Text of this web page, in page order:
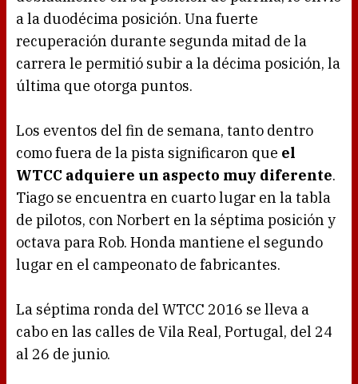
a la duodécima posición. Una fuerte
recuperación durante segunda mitad de la
carrera le permitió subir a la décima posición, la
última que otorga puntos.
Los eventos del fin de semana, tanto dentro
como fuera de la pista significaron que el
WTCC adquiere un aspecto muy diferente.
Tiago se encuentra en cuarto lugar en la tabla
de pilotos, con Norbert en la séptima posición y
octava para Rob. Honda mantiene el segundo
lugar en el campeonato de fabricantes.
La séptima ronda del WTCC 2016 se lleva a
cabo en las calles de Vila Real, Portugal, del 24
al 26 de junio.